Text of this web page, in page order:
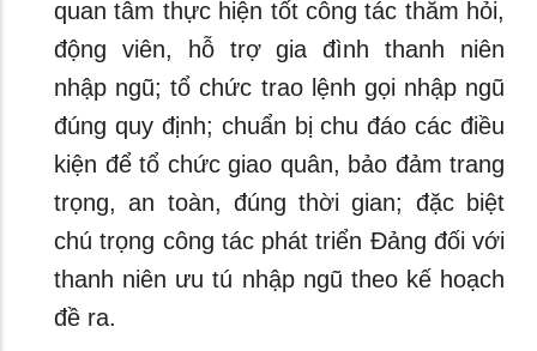
quan tâm thực hiện tốt công tác thăm hỏi,
động viên, hỗ trợ gia đình thanh niên
nhập ngũ; tổ chức trao lệnh gọi nhập ngũ
đúng quy định; chuẩn bị chu đáo các điều
kiện để tổ chức giao quân, bảo đảm trang
trọng, an toàn, đúng thời gian; đặc biệt
chú trọng công tác phát triển Đảng đối với
thanh niên ưu tú nhập ngũ theo kế hoạch
đề ra.